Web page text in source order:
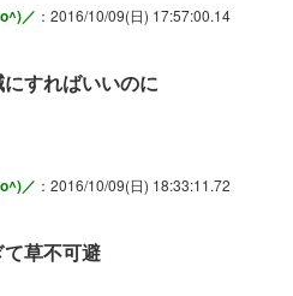
／ ：2016/10/09(日) 17:57:00.14
すればいいのに
／ ：2016/10/09(日) 18:33:11.72
草不可避